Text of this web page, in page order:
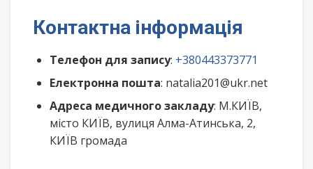
Контактна інформація
Телефон для запису: +380443373771
Електронна пошта: natalia201@ukr.net
Адреса медичного закладу: М.КИЇВ,
місто КИЇВ, вулиця Алма-Атинська, 2,
КИЇВ громада